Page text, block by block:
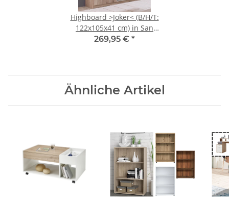
Highboard >Joker< (B/H/T:
122x105x41 cm) in San
Remo-Eiche-Nachbildung
269,95 € *
Ähnliche Artikel